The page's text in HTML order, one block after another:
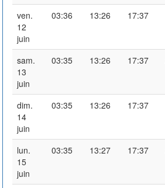
ven.
12
juin
03:36 13:26 17:37
sam.
13
juin
03:35 13:26 17:37
dim.
14
juin
03:35 13:26 17:37
lun.
15
juin
03:35 13:27 17:37